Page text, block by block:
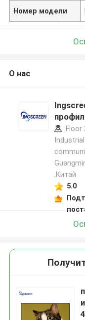
Номер модели
О нас
Floor
,Китай
5.0